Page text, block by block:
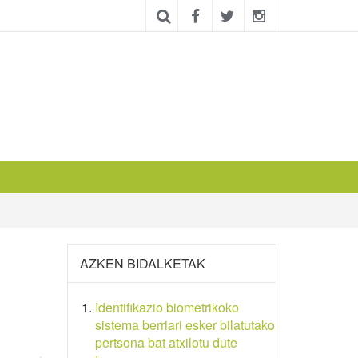
AZKEN BIDALKETAK
Identifikazio biometrikoko
sistema berriari esker bilatutako
pertsona bat atxilotu dute